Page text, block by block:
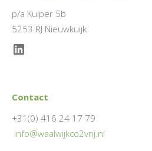
p/a Kuiper 5b
5253 RJ Nieuwkuijk
LinkedIn
Contact
+31(0) 416 24 17 79
info@waalwijkco2vrij.nl